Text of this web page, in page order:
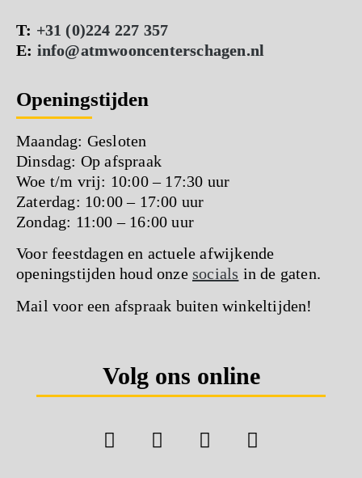
T: +31 (0)224 227 357
E: info@atmwooncenterschagen.nl
Openingstijden
Maandag: Gesloten
Dinsdag: Op afspraak
Woe t/m vrij: 10:00 – 17:30 uur
Zaterdag: 10:00 – 17:00 uur
Zondag: 11:00 – 16:00 uur
Voor feestdagen en actuele afwijkende
openingstijden houd onze socials in de gaten.
Mail voor een afspraak buiten winkeltijden!
Volg ons online